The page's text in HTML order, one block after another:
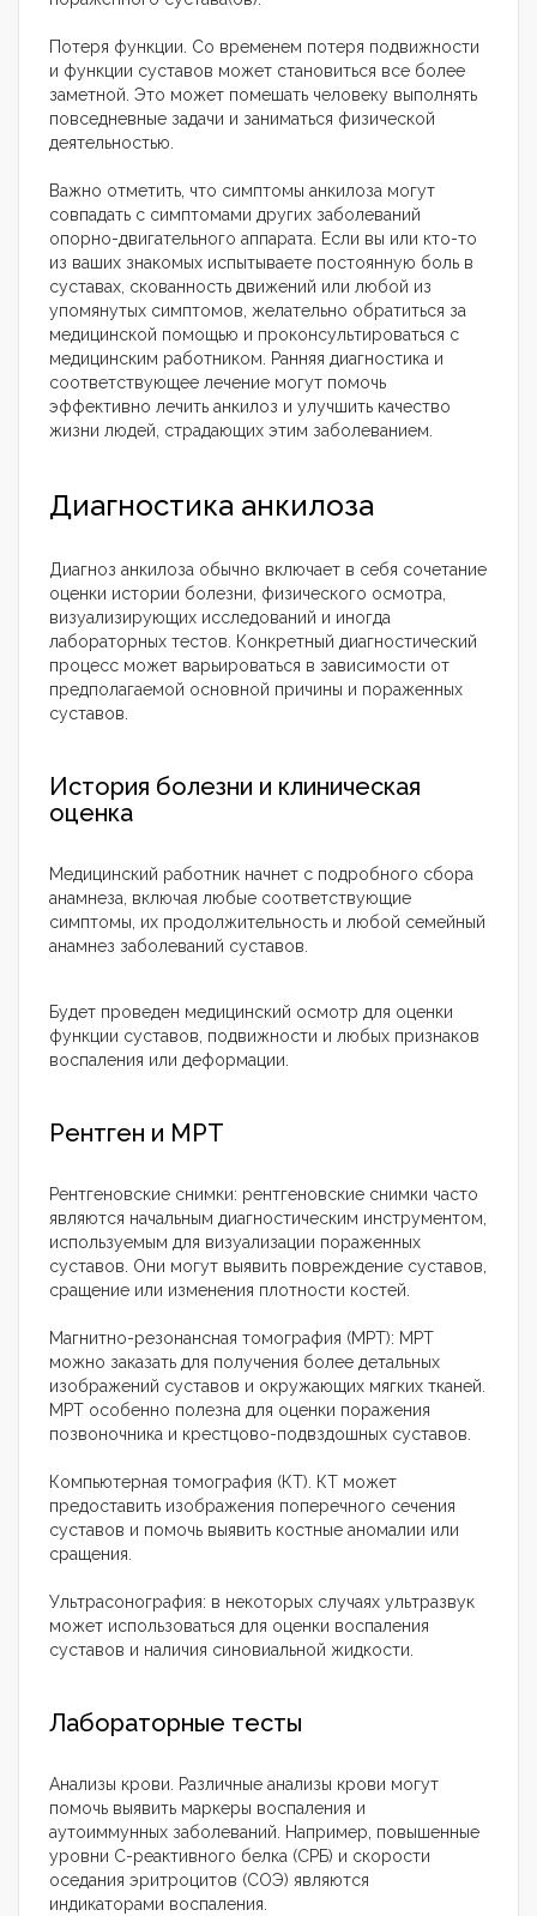
Потеря функции. Со временем потеря подвижности
и функции суставов может становиться все более
заметной. Это может помешать человеку выполнять
повседневные задачи и заниматься физической
деятельностью.
Важно отметить, что симптомы анкилоза могут
совпадать с симптомами других заболеваний
опорно-двигательного аппарата. Если вы или кто-то
из ваших знакомых испытываете постоянную боль в
суставах, скованность движений или любой из
упомянутых симптомов, желательно обратиться за
медицинской помощью и проконсультироваться с
медицинским работником. Ранняя диагностика и
соответствующее лечение могут помочь
эффективно лечить анкилоз и улучшить качество
жизни людей, страдающих этим заболеванием.
Диагностика анкилоза
Диагноз анкилоза обычно включает в себя сочетание
оценки истории болезни, физического осмотра,
визуализирующих исследований и иногда
лабораторных тестов. Конкретный диагностический
процесс может варьироваться в зависимости от
предполагаемой основной причины и пораженных
суставов.
История болезни и клиническая
оценка
Медицинский работник начнет с подробного сбора
анамнеза, включая любые соответствующие
симптомы, их продолжительность и любой семейный
анамнез заболеваний суставов.
Будет проведен медицинский осмотр для оценки
функции суставов, подвижности и любых признаков
воспаления или деформации.
Рентген и МРТ
Рентгеновские снимки: рентгеновские снимки часто
являются начальным диагностическим инструментом,
используемым для визуализации пораженных
суставов. Они могут выявить повреждение суставов,
сращение или изменения плотности костей.
Магнитно-резонансная томография (МРТ): МРТ
можно заказать для получения более детальных
изображений суставов и окружающих мягких тканей.
МРТ особенно полезна для оценки поражения
позвоночника и крестцово-подвздошных суставов.
Компьютерная томография (КТ). КТ может
предоставить изображения поперечного сечения
суставов и помочь выявить костные аномалии или
сращения.
Ультрасонография: в некоторых случаях ультразвук
может использоваться для оценки воспаления
суставов и наличия синовиальной жидкости.
Лабораторные тесты
Анализы крови. Различные анализы крови могут
помочь выявить маркеры воспаления и
аутоиммунных заболеваний. Например, повышенные
уровни С-реактивного белка (СРБ) и скорости
оседания эритроцитов (СОЭ) являются
индикаторами воспаления.